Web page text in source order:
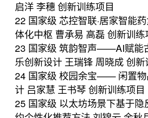
启洋 李穗 创新训练项目
22 国家级 芯控智联·居家智能
体化中枢 曹承易 高磊 创新训练
23 国家级 筑韵智声——AI赋能
乐创新设计 王瑞锋 周晓成 创新
24 国家级 校园余宝—— 闲置物
计 吕家慧 王书琴 创新训练项目
25 国家级 以太坊场景下基于隐